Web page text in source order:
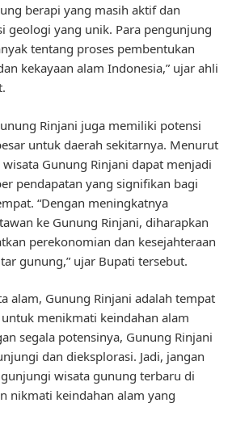
berapi yang masih aktif dan
geologi yang unik. Para pengunjung
tentang proses pembentukan
kekayaan alam Indonesia,” ujar ahli
Rinjani juga memiliki potensi
untuk daerah sekitarnya. Menurut
Gunung Rinjani dapat menjadi
pendapatan yang signifikan bagi
“Dengan meningkatnya
ke Gunung Rinjani, diharapkan
perekonomian dan kesejahteraan
gunung,” ujar Bupati tersebut.
alam, Gunung Rinjani adalah tempat
menikmati keindahan alam
segala potensinya, Gunung Rinjani
dan dieksplorasi. Jadi, jangan
wisata gunung terbaru di
nikmati keindahan alam yang